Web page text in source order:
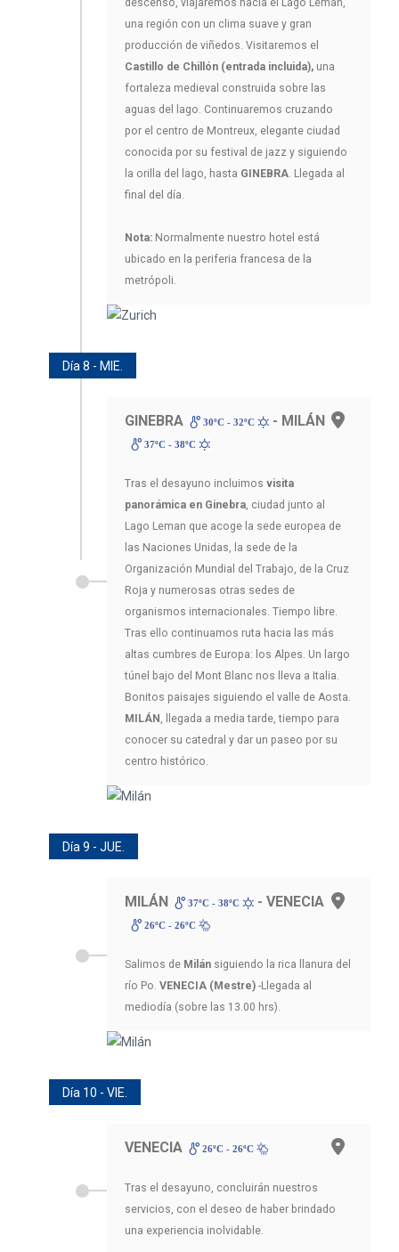
descenso, viajaremos hacia el Lago Leman,
una región con un clima suave y gran
producción de viñedos. Visitaremos el
Castillo de Chillón (entrada incluida), una
fortaleza medieval construida sobre las
aguas del lago. Continuaremos cruzando
por el centro de Montreux, elegante ciudad
conocida por su festival de jazz y siguiendo
la orilla del lago, hasta GINEBRA. Llegada al
final del día.
Nota: Normalmente nuestro hotel está
ubicado en la periferia francesa de la
metrópoli.
Día 8 - MIE.
GINEBRA 30ºC - 32ºC - MILÁN
37ºC - 38ºC
Tras el desayuno incluimos visita
panorámica en Ginebra, ciudad junto al
Lago Leman que acoge la sede europea de
las Naciones Unidas, la sede de la
Organización Mundial del Trabajo, de la Cruz
Roja y numerosas otras sedes de
organismos internacionales. Tiempo libre.
Tras ello continuamos ruta hacia las más
altas cumbres de Europa: los Alpes. Un largo
túnel bajo del Mont Blanc nos lleva a Italia.
Bonitos paisajes siguiendo el valle de Aosta.
MILÁN , llegada a media tarde, tiempo para
conocer su catedral y dar un paseo por su
centro histórico.
Día 9 - JUE.
MILÁN 37ºC - 38ºC - VENECIA
26ºC - 26ºC
Salimos de Milán siguiendo la rica llanura del
río Po. VENECIA (Mestre) -Llegada al
mediodía (sobre las 13.00 hrs).
Día 10 - VIE.
VENECIA 26ºC - 26ºC
Tras el desayuno, concluirán nuestros
servicios, con el deseo de haber brindado
una experiencia inolvidable.